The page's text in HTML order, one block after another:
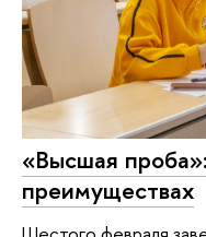
«Высшая
преимуществах